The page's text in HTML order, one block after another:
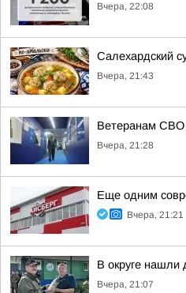
Вчера, 22:08
Салехардский
Вчера, 21:43
Ветеранам СВО
Вчера, 21:28
Еще одним
Вчера, 21:21
В округе нашли
Вчера, 21:07